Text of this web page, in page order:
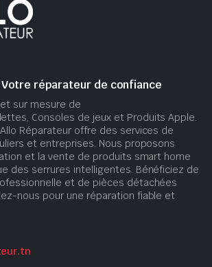
réparateur de confiance
sur mesure de
Consoles de jeux et Produits Apple.
Réparateur offre des services de
et entreprises. Nous proposons
et la vente de produits smart home
des serrures intelligentes. Bénéficiez de
et de pièces détachées
nous pour une réparation fiable et